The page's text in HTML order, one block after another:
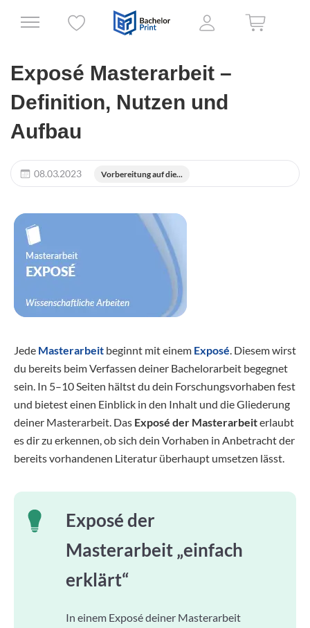
Exposé Masterarbeit –
Definition, Nutzen und
Aufbau
08.03.2023 Vorbereitung auf die...
Jede Masterarbeit beginnt mit einem Exposé. Diesem wirst
du bereits beim Verfassen deiner Bachelorarbeit begegnet
sein. In 5–10 Seiten hältst du dein Forschungsvorhaben fest
und bietest einen Einblick in den Inhalt und die Gliederung
deiner Masterarbeit. Das Exposé der Masterarbeiterlaubt
es dir zu erkennen, ob sich dein Vorhaben in Anbetracht der
bereits vorhandenen Literatur überhaupt umsetzen lässt.
Exposé der
Masterarbeit „einfach
erklärt“
In einem Exposé deiner Masterarbeit